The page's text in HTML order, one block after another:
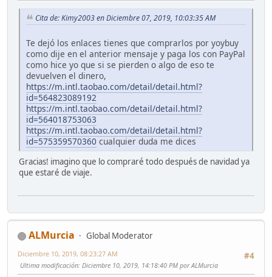
Cita de: Kimy2003 en Diciembre 07, 2019, 10:03:35 AM
Te dejó los enlaces tienes que comprarlos por yoybuy
como dije en el anterior mensaje y paga los con PayPal
como hice yo que si se pierden o algo de eso te
devuelven el dinero,
https://m.intl.taobao.com/detail/detail.html?
id=564823089192
https://m.intl.taobao.com/detail/detail.html?
id=564018753063
https://m.intl.taobao.com/detail/detail.html?
id=575359570360 cualquier duda me dices
Gracias! imagino que lo compraré todo después de navidad ya
que estaré de viaje.
ALMurcia
Global Moderator
#4
Diciembre 10, 2019, 08:23:27 AM
Ultima modificación: Diciembre 10, 2019, 14:18:40 PM por ALMurcia